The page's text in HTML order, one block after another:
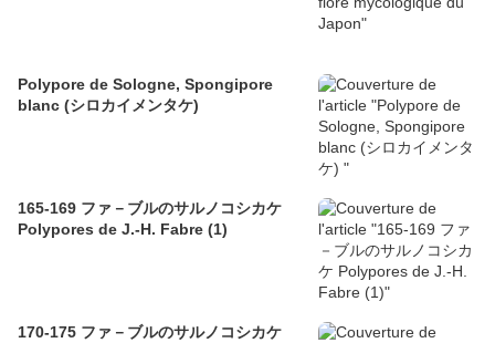
Polypore de Sologne, Spongipore
blanc (シロカイメンタケ)
165-169 ファ－ブルのサルノコシカケ
Polypores de J.-H. Fabre (1)
170-175 ファ－ブルのサルノコシカケ